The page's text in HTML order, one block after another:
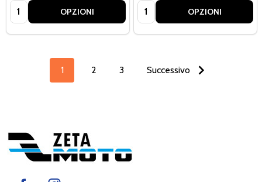
Quantità: OPZIONI Quantità: OPZIONI
1 2 3 Successivo
Footer
Start